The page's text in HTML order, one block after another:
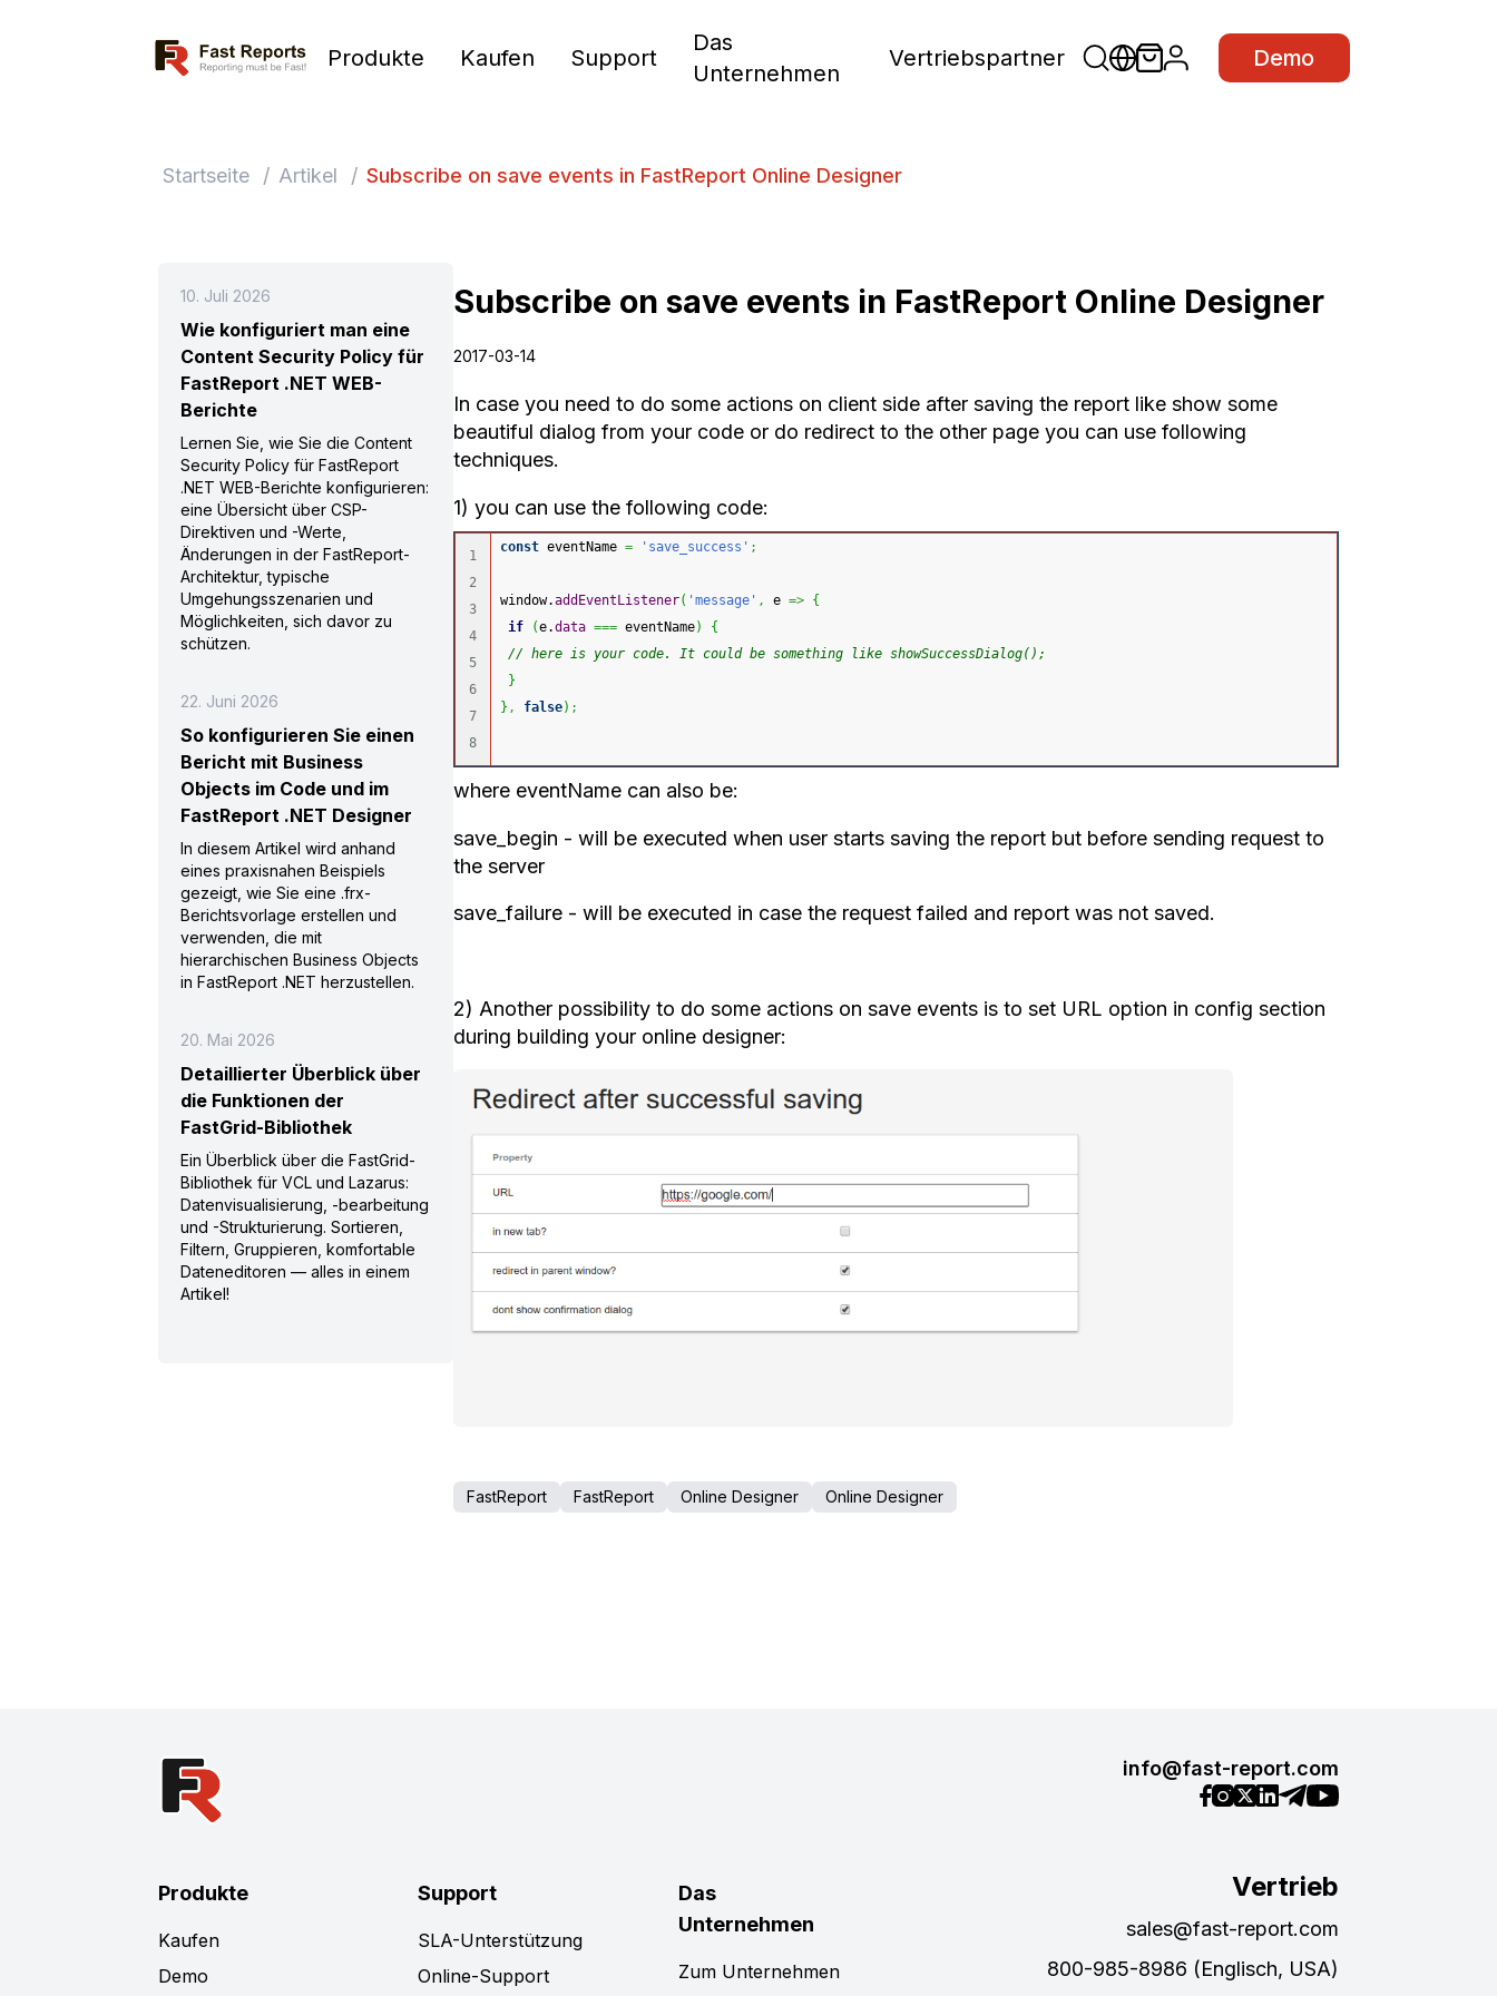
Fast Reports Produkte Kaufen Support
Das
Unternehmen
Vertriebspartner Demo
Startseite / Artikel / Subscribe on save events in FastReport Online Designer
Subscribe on save events in FastReport Online Designer
2017-03-14
In case you need to do some actions on client side after saving the report like show some
beautiful dialog from your code or do redirect to the other page you can use following
techniques.
1) you can use the following code:
1
2
3
4
5
6
7
const eventName = 'save_success' ;
window.addEventListener( 'message' , e => {
if
(e.data === eventName)
{
// here is your code. It could be something like showSuccessDialog();
}
} , false) ;
where eventName can also be:
save_begin - will be executed when user starts saving the report but before sending request to
the server
save_failure - will be executed in case the request failed and report was not saved.
2) Another possibility to do some actions on save events is to set URL option in config section
during building your online designer:
FastReport FastReport Online Designer Online Designer
10. Juli 2026
Wie konfiguriert man eine
Content Security Policy für
FastReport .NET WEB-
Berichte
Lernen Sie, wie Sie die Content
Security Policy für FastReport
.NET WEB-Berichte konfigurieren:
eine Übersicht über CSP-
Direktiven und -Werte,
Änderungen in der FastReport-
Architektur, typische
Umgehungsszenarien und
Möglichkeiten, sich davor zu
schützen.
22. Juni 2026
So konfigurieren Sie einen
Bericht mit Business
Objects im Code und im
FastReport .NET Designer
In diesem Artikel wird anhand
eines praxisnahen Beispiels
gezeigt, wie Sie eine .frx-
Berichtsvorlage erstellen und
verwenden, die mit
hierarchischen Business Objects
in FastReport .NET herzustellen.
20. Mai 2026
Detaillierter Überblick über
die Funktionen der
FastGrid-Bibliothek
Ein Überblick über die FastGrid-
Bibliothek für VCL und Lazarus:
Datenvisualisierung, -bearbeitung
und -Strukturierung. Sortieren,
Filtern, Gruppieren, komfortable
Dateneditoren — alles in einem
Artikel!
info@fast-report.com
Vertrieb
sales@fast-report.com
800-985-8986 (Englisch, USA)
Produkte
Kaufen
Demo
Support
SLA-Unterstützung
Online-Support
Das
Unternehmen
Zum Unternehmen